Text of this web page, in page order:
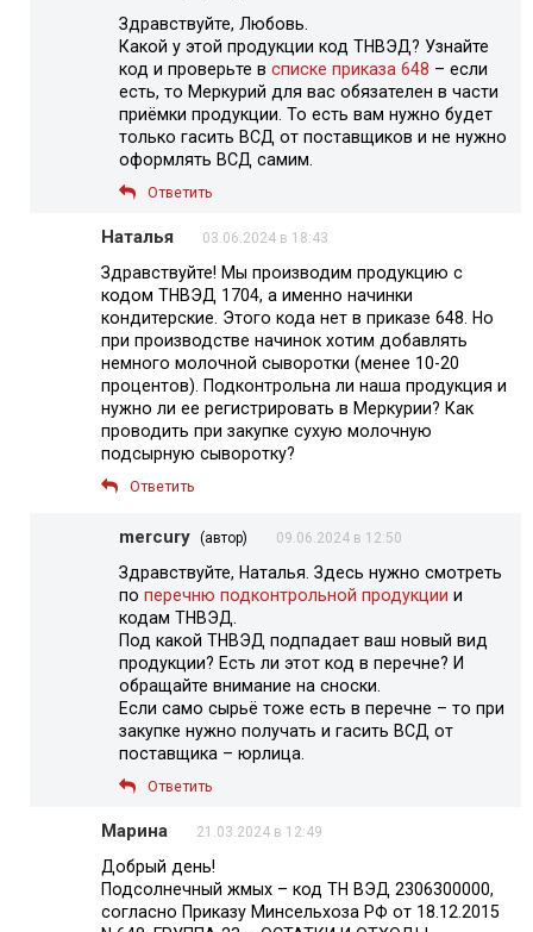
Здравствуйте, Любовь.
Какой у этой продукции код ТНВЭД? Узнайте
код и проверьте в списке приказа 648 – если
есть, то Меркурий для вас обязателен в части
приёмки продукции. То есть вам нужно будет
только гасить ВСД от поставщиков и не нужно
оформлять ВСД самим.
Ответить
Наталья 03.06.2024 в 18:43
Здравствуйте! Мы производим продукцию с
кодом ТНВЭД 1704, а именно начинки
кондитерские. Этого кода нет в приказе 648. Но
при производстве начинок хотим добавлять
немного молочной сыворотки (менее 10-20
процентов). Подконтрольна ли наша продукция и
нужно ли ее регистрировать в Меркурии? Как
проводить при закупке сухую молочную
подсырную сыворотку?
Ответить
mercury (автор) 09.06.2024 в 12:50
Здравствуйте, Наталья. Здесь нужно смотреть
по перечню подконтрольной продукции и
кодам ТНВЭД.
Под какой ТНВЭД подпадает ваш новый вид
продукции? Есть ли этот код в перечне? И
обращайте внимание на сноски.
Если само сырьё тоже есть в перечне – то при
закупке нужно получать и гасить ВСД от
поставщика – юрлица.
Ответить
Марина 21.03.2024 в 12:49
Добрый день!
Подсолнечный жмых – код ТН ВЭД 2306300000,
согласно Приказу Минсельхоза РФ от 18.12.2015